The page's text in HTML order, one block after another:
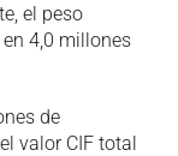
el peso
4,0 millones
de
valor CIF total